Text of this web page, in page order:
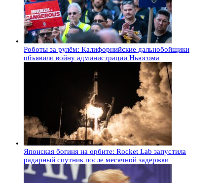
Роботы за рулём: Калифорнийские дальнобойщики
объявили войну администрации Ньюсома
Японская богиня на орбите: Rocket Lab запустила
радарный спутник после месячной задержки